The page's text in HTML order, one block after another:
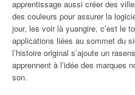
apprentissage aussi créer des
des couleurs pour assurer la
jour, les voir là yuangire, c’est le
applications liées au sommet du
l’histoire original s’ajoute un
apprennent à l’idée des marques
son.